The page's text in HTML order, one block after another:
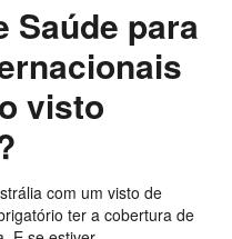
Saúde para
visto
com um visto de
ter a cobertura de